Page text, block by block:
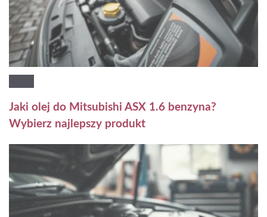
Jaki olej do Mitsubishi ASX 1.6 benzyna?
Wybierz najlepszy produkt